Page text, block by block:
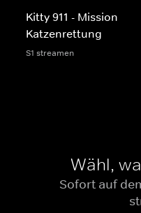
Kitty 911 - Mission
Katzenrettung
S1 streamen
Wähl,
Sofort auf